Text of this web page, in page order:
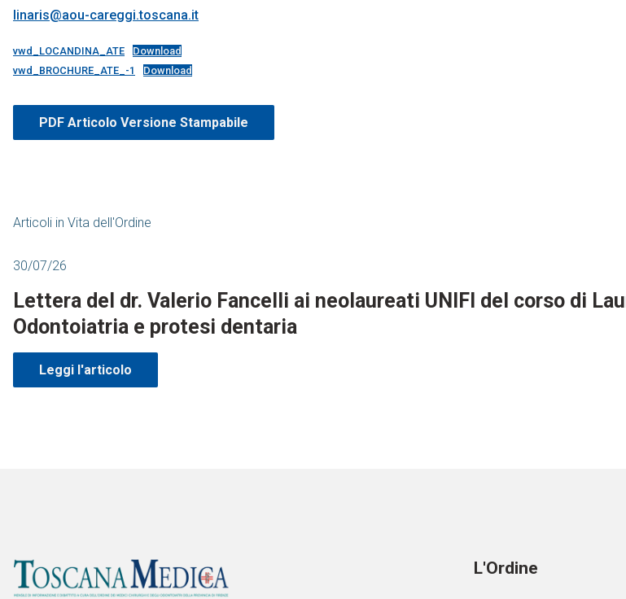
linaris@aou-careggi.toscana.it
vwd_LOCANDINA_ATE
Download
vwd_BROCHURE_ATE_-1
Download
PDF Articolo Versione Stampabile
Articoli in Vita dell'Ordine
30/07/26
Lettera del dr. Valerio Fancelli ai neolaureati UNIFI del corso di
Odontoiatria e protesi dentaria
Leggi l'articolo
L'Ordine